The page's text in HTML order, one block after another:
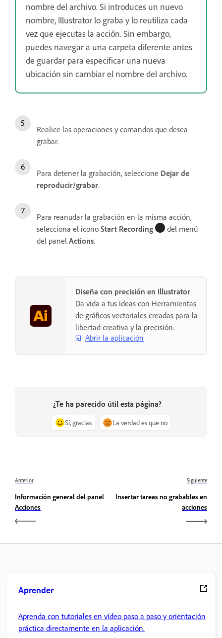
nombre del archivo. Si introduces un nuevo
nombre, Illustrator lo graba y lo reutiliza cada
vez que ejecutas la acción. Sin embargo,
puedes navegar a una carpeta diferente antes
de guardar para especificar una nueva
ubicación sin cambiar el nombre del archivo.
Realice las operaciones y comandos que desea
grabar.
Para detener la grabación, seleccione Dejar de
reproducir/grabar.
Para reanudar la grabación en la misma acción,
selecciona el icono Start Recording
del menú
del panel Actions.
Diseña con precisión en Illustrator
Da vida a tus ideas con Herramientas
de gráficos vectoriales creadas para la
libertad creativa y la precisión.
Abrir la aplicación
¿Te ha parecido útil esta página?
Sí, gracias La verdad es que no
Anterior
Información general del panel
Acciones
Siguiente
Insertar tareas no grabables en
acciones
Aprender
Aprenda con tutoriales en vídeo paso a paso y orientación
práctica directamente en la aplicación.